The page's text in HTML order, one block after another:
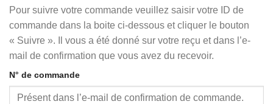
Pour suivre votre commande veuillez saisir votre ID de
commande dans la boite ci-dessous et cliquer le bouton
« Suivre ». Il vous a été donné sur votre reçu et dans l’e-
mail de confirmation que vous avez du recevoir.
N° de commande